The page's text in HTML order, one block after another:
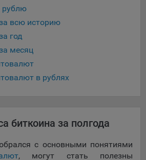
файлы cookie для
пользователям сайта
веб-сайтах. Например, если
Общества на некоторых
сторонние файлы cookie
помощью данной процедуры
рублю
всю историю
год
месяц
в рублях
биткоина за полгода
с основными понятиями
, могут стать полезны